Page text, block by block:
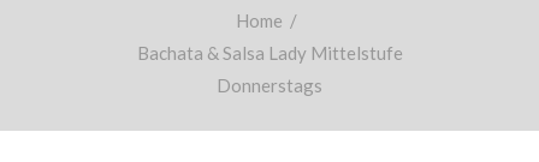
Home /
Bachata & Salsa Lady Mittelstufe
Donnerstags